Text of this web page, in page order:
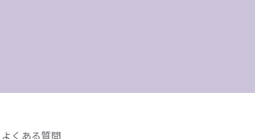
よくある質問